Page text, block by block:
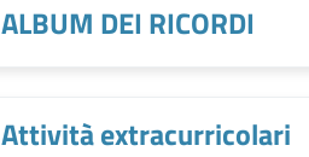
ALBUM DEI RICORDI
Attività extracurricolari